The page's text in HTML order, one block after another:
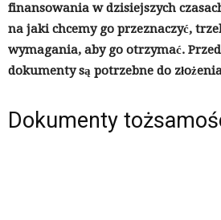
finansowania w dzisiejszych
na jaki chcemy go przeznaczyć,
wymagania, aby go otrzymać.
dokumenty są potrzebne do
Dokumenty